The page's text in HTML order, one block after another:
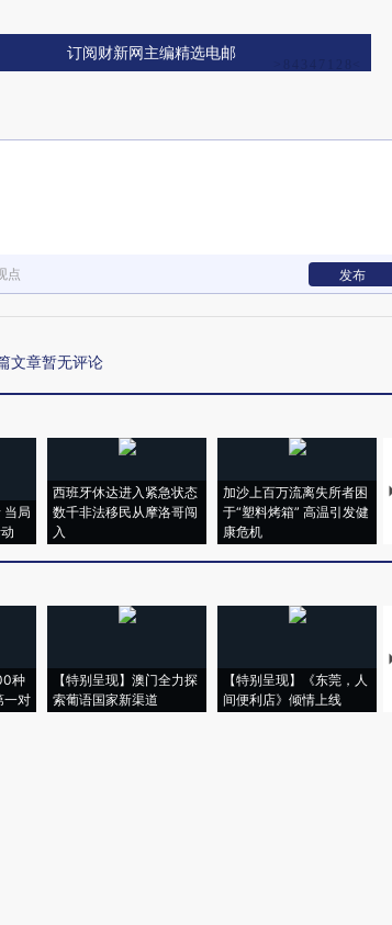
订阅财新网主编精选电邮
点 发布
文章暂无评论
当局
西班牙休达进入紧急状态
数千非法移民从摩洛哥闯
入
加沙上百万流离失所者困
于“塑料烤箱” 高温引发健
康危机
种
一对
【特别呈现】澳门全力探
索葡语国家新渠道
【特别呈现】《东莞，人
间便利店》倾情上线